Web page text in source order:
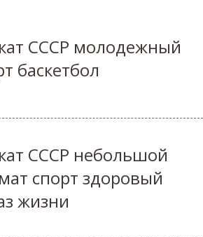
СССР молодежный
баскетбол
СССР небольшой
спорт здоровый
жизни